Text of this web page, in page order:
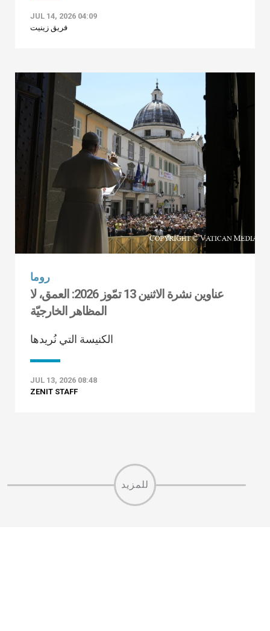
JUL 14, 2026 04:09
فريق زينيت
روما
عناوين نشرة الاثنين 13 تمّوز 2026: العمق، لا
المظاهر الخارجيّة
الكنيسة التي نُريدها
JUL 13, 2026 08:48
ZENIT STAFF
للمزيد